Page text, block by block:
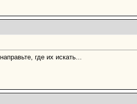
где их искать...